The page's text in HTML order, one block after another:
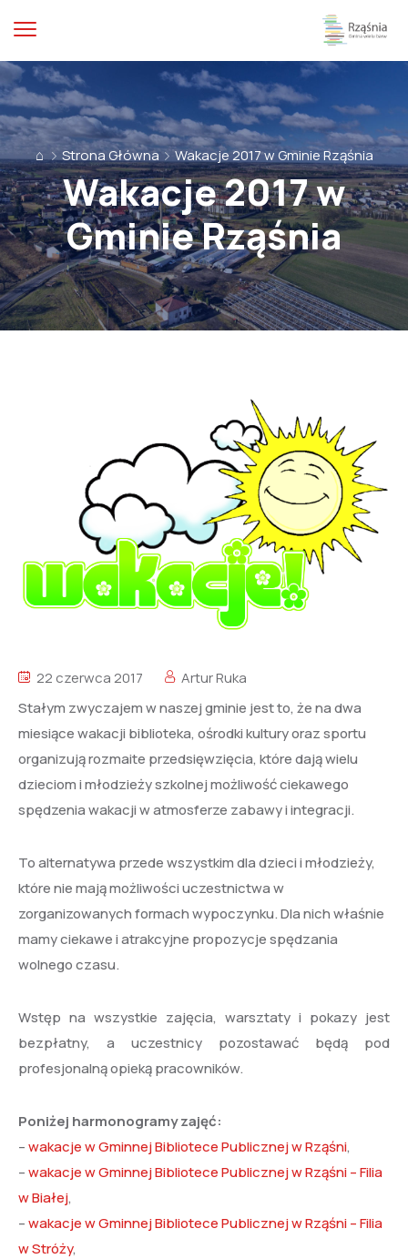
⌂ Strona Główna Wakacje 2017 w Gminie Rząśnia
Wakacje 2017 w
Gminie Rząśnia
22 czerwca 2017
Artur Ruka
Stałym zwyczajem w naszej gminie jest to, że na dwa
miesiące wakacji biblioteka, ośrodki kultury oraz sportu
organizują rozmaite przedsięwzięcia, które dają wielu
dzieciom i młodzieży szkolnej możliwość ciekawego
spędzenia wakacji w atmosferze zabawy i integracji.
To alternatywa przede wszystkim dladzieci i młodzieży,
którenie mają możliwości uczestnictwa w
zorganizowanych formach wypoczynku. Dla nich właśnie
mamy ciekawe i atrakcyjne propozycje spędzania
wolnego czasu.
Wstęp na wszystkie zajęcia, warsztaty i pokazy jest
bezpłatny, a uczestnicy pozostawać będą pod
profesjonalną opieką pracowników.
Poniżej harmonogramy zajęć:
–wakacje w Gminnej Bibliotece Publicznej w Rząśni,
–wakacje w Gminnej Bibliotece Publicznej w Rząśni – Filia
w Białej,
–wakacje w Gminnej Bibliotece Publicznej w Rząśni – Filia
w Stróży,